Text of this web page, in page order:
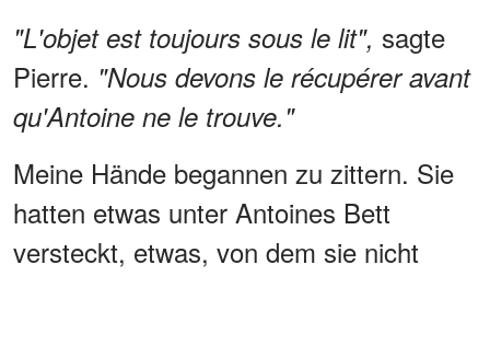
"L'objet est toujours sous le lit", sagte
Pierre. "Nous devons le récupérer avant
qu'Antoine ne le trouve."
Meine Hände begannen zu zittern. Sie
hatten etwas unter Antoines Bett
versteckt, etwas, von dem sie nicht